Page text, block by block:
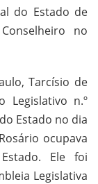
do Estado de
no
Tarcísio de
Legislativo n.º
Estado no dia
ocupava
Ele foi
Legislativa